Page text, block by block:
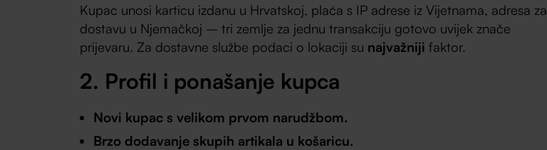
Kupac unosi karticu izdanu u Hrvatskoj, plaća s IP adrese iz Vijetnama, adresa za
dostavu u Njemačkoj – tri zemlje za jednu transakciju gotovo uvijek znače
prijevaru. Za dostavne službe podaci o lokaciji su najvažniji faktor.
2. Profil i ponašanje kupca
Novi kupac s velikom prvom narudžbom.
Brzo dodavanje skupih artikala u košaricu.